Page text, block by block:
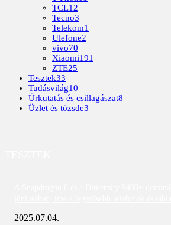
TCL12
Tecno3
Telekom1
Ulefone2
vivo70
Xiaomi191
ZTE25
Tesztek33
Tudásvilág10
Űrkutatás és csillagászat8
Üzlet és tőzsde3
2025.07.04.